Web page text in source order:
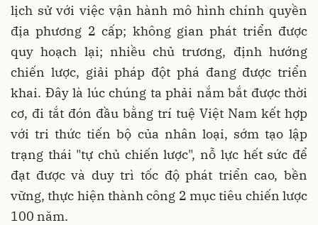
lịch sử với việc vận hành mô hình chính quyền
địa phương 2 cấp; không gian phát triển được
quy hoạch lại; nhiều chủ trương, định hướng
chiến lược, giải pháp đột phá đang được triển
khai. Đây là lúc chúng ta phải nắm bắt được thời
cơ, đi tắt đón đầu bằng trí tuệ Việt Nam kết hợp
với tri thức tiến bộ của nhân loại, sớm tạo lập
trạng thái "tự chủ chiến lược", nỗ lực hết sức để
đạt được và duy trì tốc độ phát triển cao, bền
vững, thực hiện thành công 2 mục tiêu chiến lược
100 năm.